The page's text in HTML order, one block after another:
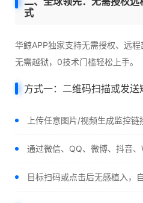
式
华鲸APP独家支持无需授权、远程
无需越狱，0技术门槛轻松上手。
方式一：二维码扫描或发送
上传任意图片/视频生成监控链
通过微信、QQ、微博、抖音
目标扫码或点击后无感植入，